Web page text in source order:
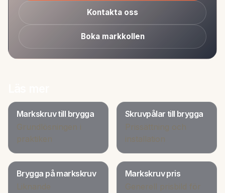
Kontakta oss
Boka markkollen
Markskruv till brygga
Grundlösningen i
praktiken
Skruvpålar till brygga
Prissättning och
installation
Brygga på markskruv
Liknande
Markskruv pris
Generell prisbild för